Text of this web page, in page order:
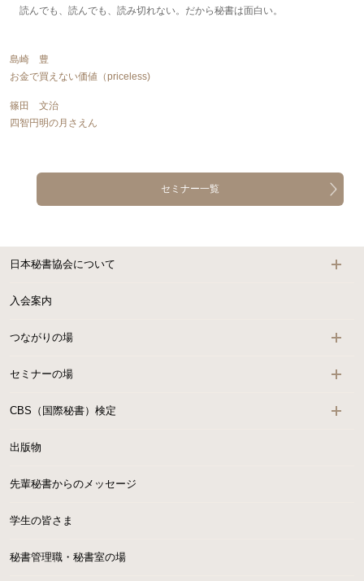
読んでも、読んでも、読み切れない。だから秘書は面白い。
島崎 豊
お金で買えない価値（priceless)
篠田 文治
四智円明の月さえん
セミナー一覧
日本秘書協会について
入会案内
つながりの場
セミナーの場
CBS（国際秘書）検定
出版物
先輩秘書からのメッセージ
学生の皆さま
秘書管理職・秘書室の場